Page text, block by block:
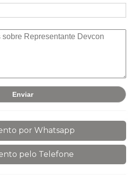
por Whatsapp
pelo Telefone